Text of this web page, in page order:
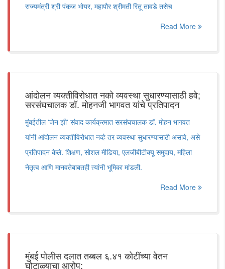
राज्यमंत्री श्री पंकज भोयर, महापौर श्रीमती रितू तावडे तसेच
Read More
आंदोलन व्यक्तीविरोधात नको व्यवस्था सुधारण्यासाठी हवे;
सरसंघचालक डॉ. मोहनजी भागवत यांचे प्रतिपादन
मुंबईतील 'जेन झी' संवाद कार्यक्रमात सरसंघचालक डॉ. मोहन भागवत
यांनी आंदोलन व्यक्तीविरोधात नव्हे तर व्यवस्था सुधारण्यासाठी असावे, असे
प्रतिपादन केले. शिक्षण, सोशल मीडिया, एलजीबीटीक्यू समुदाय, महिला
नेतृत्व आणि मानवतेबाबतही त्यांनी भूमिका मांडली.
Read More
मुंबई पोलीस दलात तब्बल ६.४१ कोटींच्या वेतन
घोटाळ्याचा आरोप;